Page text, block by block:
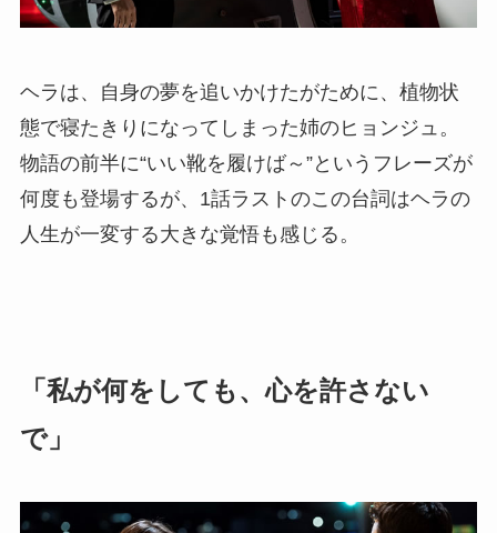
ヘラは、自身の夢を追いかけたがために、植物状
態で寝たきりになってしまった姉のヒョンジュ。
物語の前半に“いい靴を履けば～”というフレーズが
何度も登場するが、1話ラストのこの台詞はヘラの
人生が一変する大きな覚悟も感じる。
「私が何をしても、心を許さない
で」